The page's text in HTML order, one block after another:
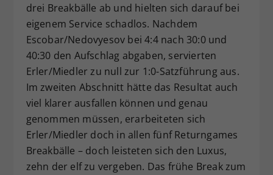
drei Breakbälle ab und hielten sich darauf bei
eigenem Service schadlos. Nachdem
Escobar/Nedovyesov bei 4:4 nach 30:0 und
40:30 den Aufschlag abgaben, servierten
Erler/Miedler zu null zur 1:0-Satzführung aus.
Im zweiten Abschnitt hätte das Resultat auch
viel klarer ausfallen können und genau
genommen müssen, erarbeiteten sich
Erler/Miedler doch in allen fünf Returngames
Breakbälle – doch leisteten sich den Luxus,
zehn der elf zu vergeben. Das frühe Break zum